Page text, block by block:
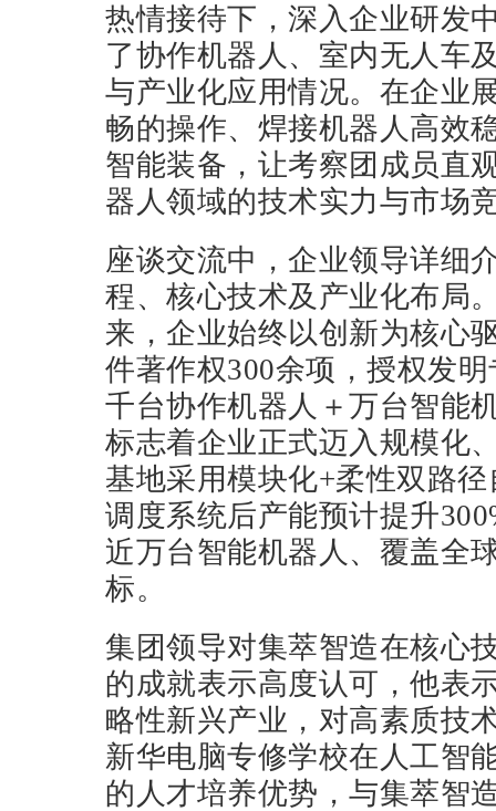
热情接待下，深入企业研发
了协作机器人、室内无人车
与产业化应用情况。在企业
畅的操作、焊接机器人高效
智能装备，让考察团成员直
器人领域的技术实力与市场
座谈交流中，企业领导详细
程、核心技术及产业化布局
来，企业始终以创新为核心
件著作权300余项，授权发
千台协作机器人＋万台智能
标志着企业正式迈入规模化
基地采用模块化+柔性双路
调度系统后产能预计提升
近万台智能机器人、覆盖全
标。
集团领导对集萃智造在核心
的成就表示高度认可，他表
略性新兴产业，对高素质技
新华电脑专修学校在人工智
的人才培养优势，与集萃智